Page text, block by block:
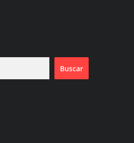
Buscar